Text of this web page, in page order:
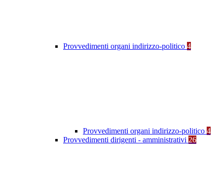
Provvedimenti organi indirizzo-politico 4
Provvedimenti organi indirizzo-politico 4
Provvedimenti dirigenti - amministrativi 26